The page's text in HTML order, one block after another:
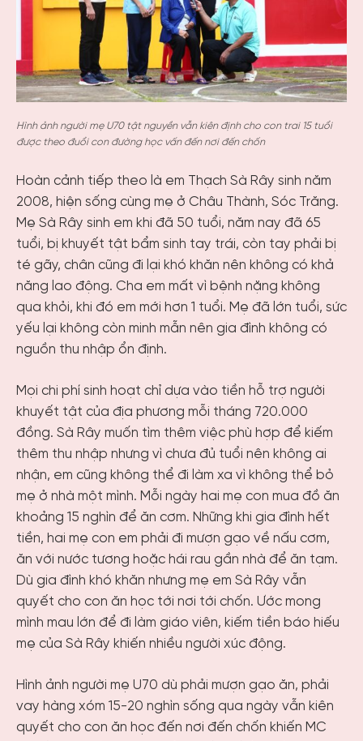
Hình ảnh người mẹ U70 tật nguyền vẫn kiên định cho con trai 15 tuổi
được theo đuổi con đường học vấn đến nơi đến chốn
Hoàn cảnh tiếp theo là em Thạch Sà Rây sinh năm
2008, hiện sống cùng mẹ ở Châu Thành, Sóc Trăng.
Mẹ Sà Rây sinh em khi đã 50 tuổi, năm nay đã 65
tuổi, bị khuyết tật bẩm sinh tay trái, còn tay phải bị
té gãy, chân cũng đi lại khó khăn nên không có khả
năng lao động. Cha em mất vì bệnh nặng không
qua khỏi, khi đó em mới hơn 1 tuổi. Mẹ đã lớn tuổi, sức
yếu lại không còn minh mẫn nên gia đình không có
nguồn thu nhập ổn định.
Mọi chi phí sinh hoạt chỉ dựa vào tiền hỗ trợ người
khuyết tật của địa phương mỗi tháng 720.000
đồng. Sà Rây muốn tìm thêm việc phù hợp để kiếm
thêm thu nhập nhưng vì chưa đủ tuổi nên không ai
nhận, em cũng không thể đi làm xa vì không thể bỏ
mẹ ở nhà một mình. Mỗi ngày hai mẹ con mua đồ ăn
khoảng 15 nghìn để ăn cơm. Những khi gia đình hết
tiền, hai mẹ con em phải đi mượn gạo về nấu cơm,
ăn với nước tương hoặc hái rau gần nhà để ăn tạm.
Dù gia đình khó khăn nhưng mẹ em Sà Rây vẫn
quyết cho con ăn học tới nơi tới chốn. Ước mong
mình mau lớn để đi làm giáo viên, kiếm tiền báo hiếu
mẹ của Sà Rây khiến nhiều người xúc động.
Hình ảnh người mẹ U70 dù phải mượn gạo ăn, phải
vay hàng xóm 15-20 nghìn sống qua ngày vẫn kiên
quyết cho con ăn học đến nơi đến chốn khiến MC